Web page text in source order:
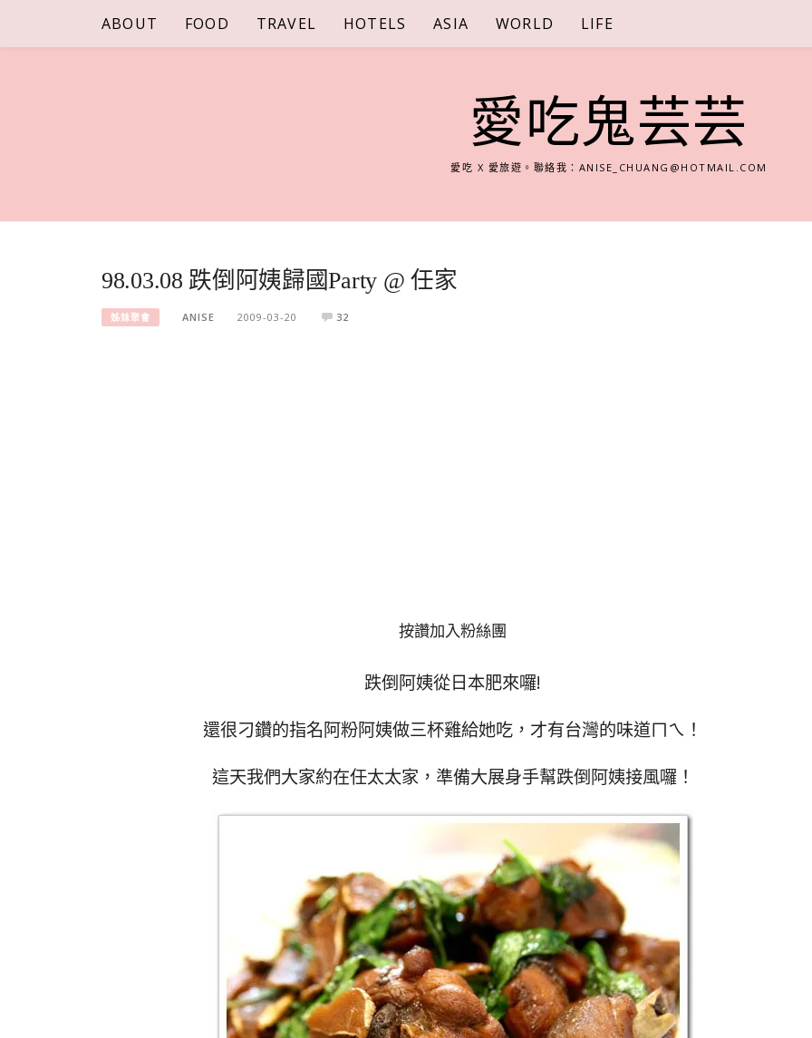
content
ABOUT FOOD TRAVEL HOTELS ASIA WORLD LIFE
愛吃鬼芸芸
愛吃 X 愛旅遊。聯絡我： ANISE_CHUANG@HOTMAIL.COM
98.03.08 跌倒阿姨歸國Party @ 任家
姊妹聚會 ANISE 2009-03-20 32
按讚加入粉絲團
跌倒阿姨從日本肥來囉!
還很刁鑽的指名阿粉阿姨做三杯雞給她吃，才有台灣的味道ㄇㄟ！
這天我們大家約在任太太家，準備大展身手幫跌倒阿姨接風囉！